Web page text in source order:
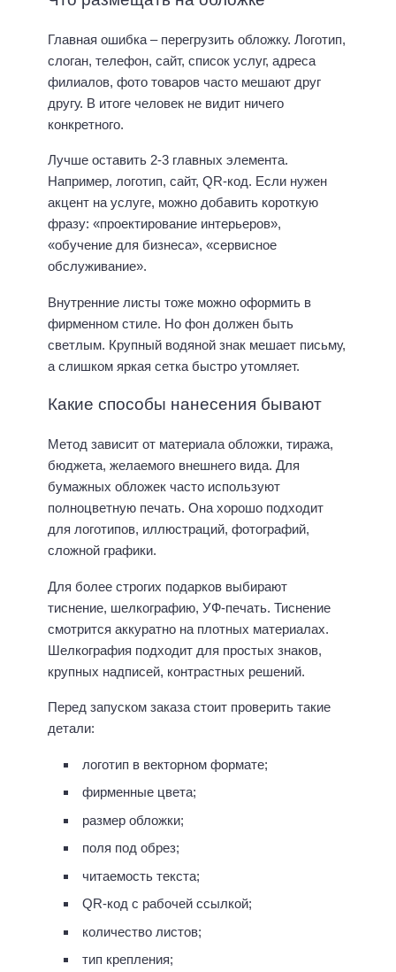
Главная ошибка – перегрузить обложку. Логотип,
слоган, телефон, сайт, список услуг, адреса
филиалов, фото товаров часто мешают друг
другу. В итоге человек не видит ничего
конкретного.
Лучше оставить 2-3 главных элемента.
Например, логотип, сайт, QR-код. Если нужен
акцент на услуге, можно добавить короткую
фразу: «проектирование интерьеров»,
«обучение для бизнеса», «сервисное
обслуживание».
Внутренние листы тоже можно оформить в
фирменном стиле. Но фон должен быть
светлым. Крупный водяной знак мешает письму,
а слишком яркая сетка быстро утомляет.
Какие способы нанесения бывают
Метод зависит от материала обложки, тиража,
бюджета, желаемого внешнего вида. Для
бумажных обложек часто используют
полноцветную печать. Она хорошо подходит
для логотипов, иллюстраций, фотографий,
сложной графики.
Для более строгих подарков выбирают
тиснение, шелкографию, УФ-печать. Тиснение
смотрится аккуратно на плотных материалах.
Шелкография подходит для простых знаков,
крупных надписей, контрастных решений.
Перед запуском заказа стоит проверить такие
детали:
логотип в векторном формате;
фирменные цвета;
размер обложки;
поля под обрез;
читаемость текста;
QR-код с рабочей ссылкой;
количество листов;
тип крепления;